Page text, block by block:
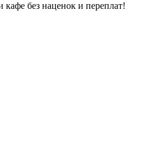
кафе без наценок и переплат!